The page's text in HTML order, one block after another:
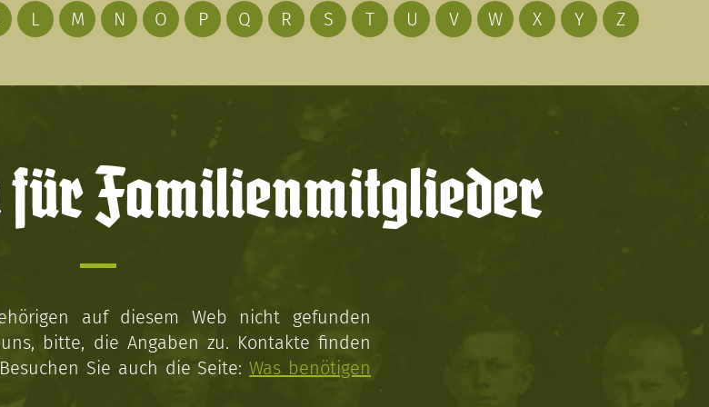
L M N O P Q R S T U V W X Y Z
Familienmitglieder
auf diesem Web nicht gefunden
bitte, die Angaben zu. Kontakte finden
Sie auch die Seite:Was benötigen